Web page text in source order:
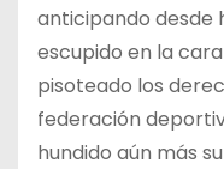
anticipando desde
escupido en la
pisoteado los
federación
hundido aún más